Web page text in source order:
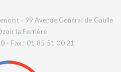
- 99 Avenue Général de Gaulle
la Ferrière
- Fax : 01 85 51 00 21